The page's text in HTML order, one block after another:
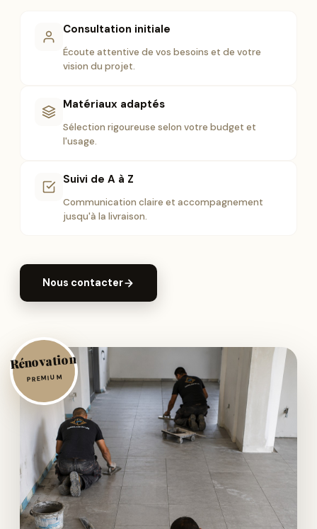
Consultation initiale
Écoute attentive de vos besoins et de votre
vision du projet.
Matériaux adaptés
Sélection rigoureuse selon votre budget et
l'usage.
Suivi de A à Z
Communication claire et accompagnement
jusqu'à la livraison.
Nous contacter
Rénovation
PREMIUM